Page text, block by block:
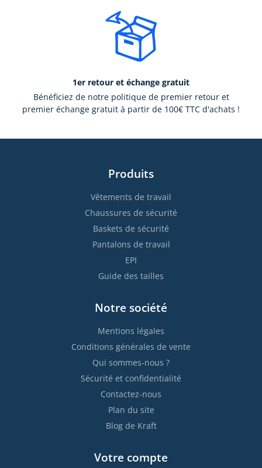
1er retour et échange gratuit
Bénéficiez de notre politique de premier retour et
premier échange gratuit à partir de 100€ TTC d'achats !
Produits
Vêtements de travail
Chaussures de sécurité
Baskets de sécurité
Pantalons de travail
EPI
Guide des tailles
Notre société
Mentions légales
Conditions générales de vente
Qui sommes-nous ?
Sécurité et confidentialité
Contactez-nous
Plan du site
Blog de Kraft
Votre compte